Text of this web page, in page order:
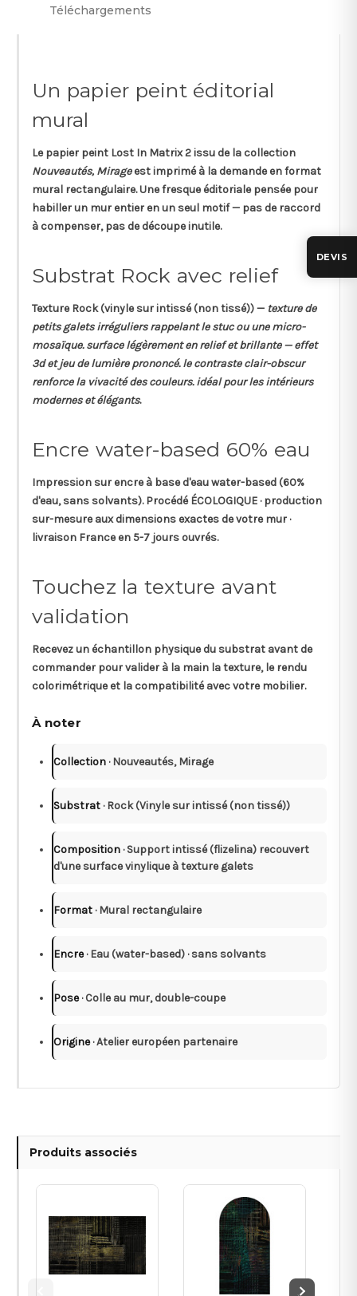
Téléchargements
Un papier peint éditorial
mural
Le papier peint Lost In Matrix 2issu de la collection
Nouveautés, Mirageest imprimé à la demande en format
mural rectangulaire. Une fresque éditoriale pensée pour
habiller un mur entier en un seul motif — pas de raccord
à compenser, pas de découpe inutile.
Substrat Rock avec relief
TextureRock(vinyle sur intissé (non tissé)) — texture de
petits galets irréguliers rappelant le stuc ou une micro-
mosaïque. surface légèrement en relief et brillante — effet
3d et jeu de lumière prononcé. le contraste clair-obscur
renforce la vivacité des couleurs. idéal pour les intérieurs
modernes et élégants.
Encre water-based 60% eau
Impression sur encre à base d'eauwater-based (60%
d'eau, sans solvants). Procédé ÉCOLOGIQUE · production
sur-mesure aux dimensions exactes de votre mur ·
livraison France en 5-7 jours ouvrés.
Touchez la texture avant
validation
Recevez un échantillon physiquedu substrat avant de
commander pour valider à la main la texture, le rendu
colorimétrique et la compatibilité avec votre mobilier.
À noter
Collection · Nouveautés, Mirage
Substrat · Rock (Vinyle sur intissé (non tissé))
Composition · Support intissé (flizelina) recouvert
d'une surface vinylique à texture galets
Format · Mural rectangulaire
Encre· Eau (water-based) · sans solvants
Pose· Colle au mur, double-coupe
Origine· Atelier européen partenaire
Produits associés
DEVIS